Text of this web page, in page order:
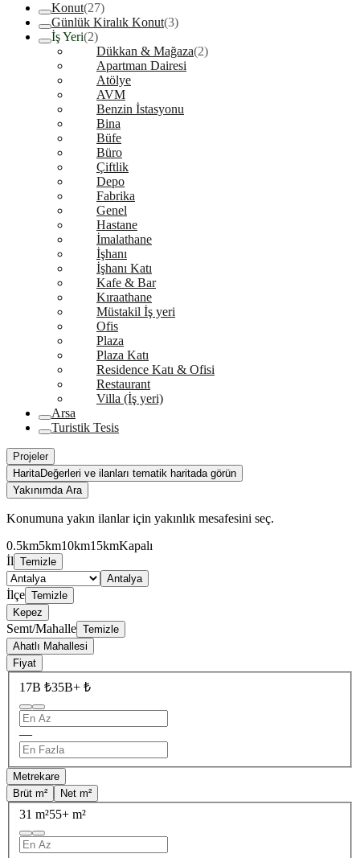
Konut(27)
Günlük Kiralık Konut(3)
İş Yeri(2)
Dükkan & Mağaza(2)
Apartman Dairesi
Atölye
AVM
Benzin İstasyonu
Bina
Büfe
Büro
Çiftlik
Depo
Fabrika
Genel
Hastane
İmalathane
İşhanı
İşhanı Katı
Kafe & Bar
Kıraathane
Müstakil İş yeri
Ofis
Plaza
Plaza Katı
Residence Katı & Ofisi
Restaurant
Villa (İş yeri)
Arsa
Turistik Tesis
Projeler
HaritaDeğerleri ve ilanları tematik haritada görün
Yakınımda Ara
Konumuna yakın ilanlar için yakınlık mesafesini seç.
0.5km5km10km15kmKapalı
İl Temizle
Antalya
İlçe Temizle
Kepez
Semt/Mahalle Temizle
Ahatlı Mahallesi
Fiyat
17B ₺35B+ ₺
—
Metrekare
Brüt m²
Net m²
31 m²55+ m²